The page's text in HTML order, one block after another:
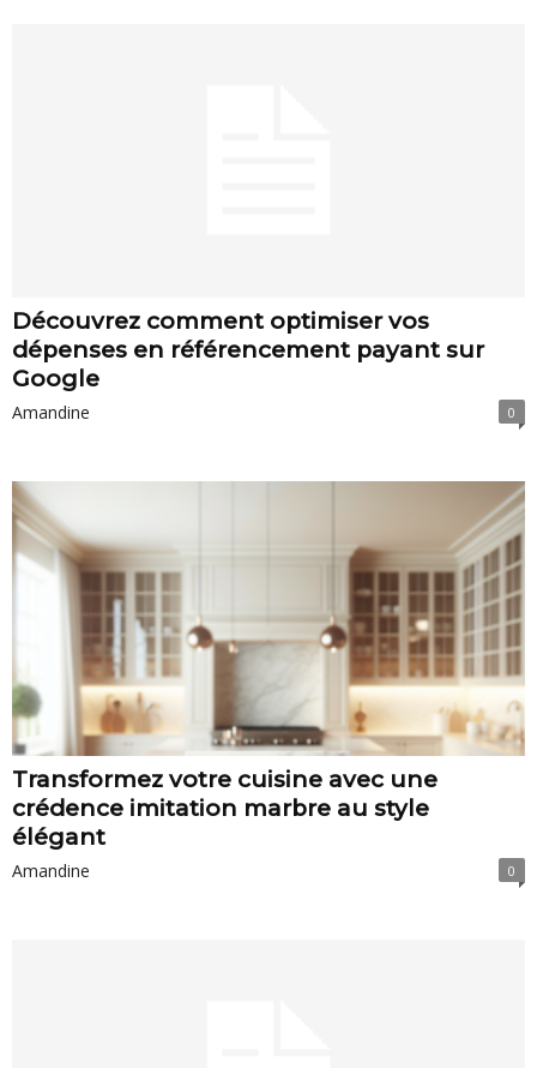
Découvrez comment optimiser vos
dépenses en référencement payant sur
Google
Amandine 0
Transformez votre cuisine avec une
crédence imitation marbre au style
élégant
Amandine 0